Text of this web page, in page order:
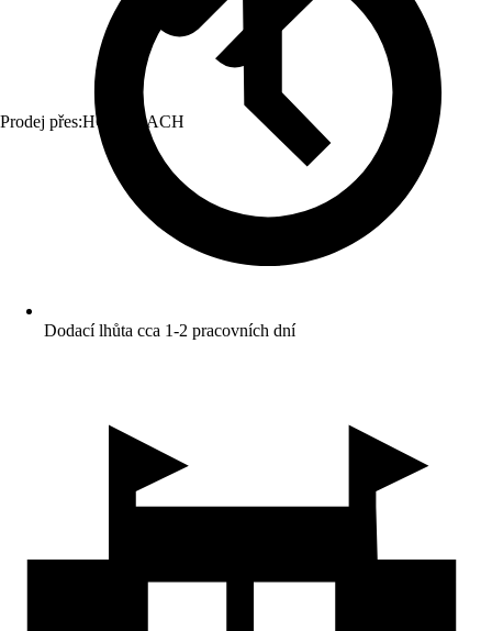
Prodej přes:HORNBACH
Dodací lhůta cca 1-2 pracovních dní